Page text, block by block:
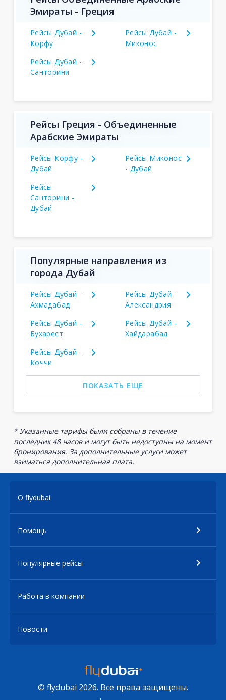
Эмираты - Греция
Рейсы Дубай -
Корфу
Рейсы Дубай -
Миконос
Рейсы Дубай -
Санторини
Рейсы Греция - Объединенные
Арабские Эмираты
Рейсы Корфу -
Дубай
Рейсы Миконос
- Дубай
Рейсы
Санторини -
Дубай
Популярные направления из
города Дубай
Рейсы Дубай -
Ахмадабад
Рейсы Дубай -
Александрия
Рейсы Дубай -
Бухарест
Рейсы Дубай -
Хайдарабад
Рейсы Дубай -
Коччи
ПОКАЗАТЬ ЕЩЕ
* Указанные тарифы были собраны в течение
последних 48 часов и могут быть недоступны на момент
бронирования. За дополнительные услуги может
взиматься дополнительная плата.
О flydubai
Помощь
Популярные рейсы
Работа в компании
Новости
© flydubai 2026. Все права защищены.